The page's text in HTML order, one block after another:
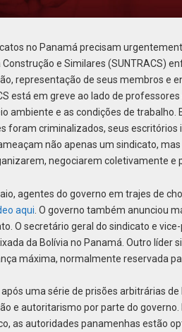
no Panamá precisam
e Similares (SUNTRACS)
representação de seus membros e
está em greve ao lado de
ambiente e as condições de
foram criminalizados, seus
não apenas um sindicato,
negociarem coletivamente e
agentes do governo em trajes de
aqui . O governo também anunciou
O secretário geral do sindicato e
da Bolívia no Panamá. Outro
máxima, normalmente reservada
uma série de prisões arbitrárias
e autoritarismo por parte do
as autoridades panamenhas estão